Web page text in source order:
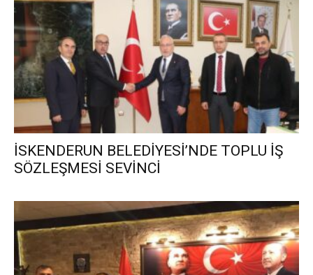
İSKENDERUN BELEDİYESİ’NDE TOPLU İŞ
SÖZLEŞMESİ SEVİNCİ